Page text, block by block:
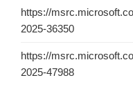
https://
2025-36350
https://
2025-47988